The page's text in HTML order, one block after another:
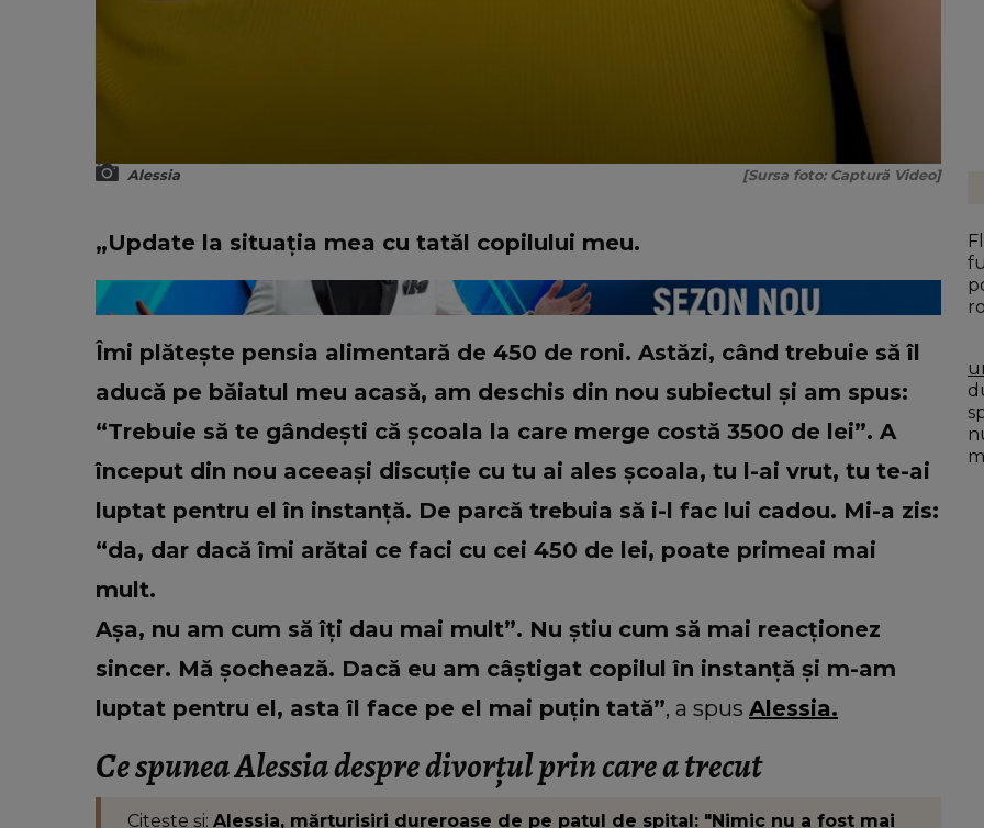
Alessia [Sursa foto: Captură Video]
„Update la situația mea cu tatăl copilului meu.
Îmi plătește pensia alimentară de 450 de roni. Astăzi, când trebuie să îl
aducă pe băiatul meu acasă, am deschis din nou subiectul și am spus:
“Trebuie să te gândești că școala la care merge costă 3500 de lei”. A
început din nou aceeași discuție cu tu ai ales școala, tu l-ai vrut, tu te-ai
luptat pentru el în instanță. De parcă trebuia să i-l fac lui cadou. Mi-a zis:
“da, dar dacă îmi arătai ce faci cu cei 450 de lei, poate primeai mai
mult.
Așa, nu am cum să îți dau mai mult”. Nu știu cum să mai reacționez
sincer. Mă șochează. Dacă eu am câștigat copilul în instanță și m-am
luptat pentru el, asta îl face pe el mai puțin tată”, a spus Alessia.
Ce spunea Alessia despre divorțul prin care a trecut
Citește și: Alessia, mărturisiri dureroase de pe patul de spital: "Nimic nu a fost mai